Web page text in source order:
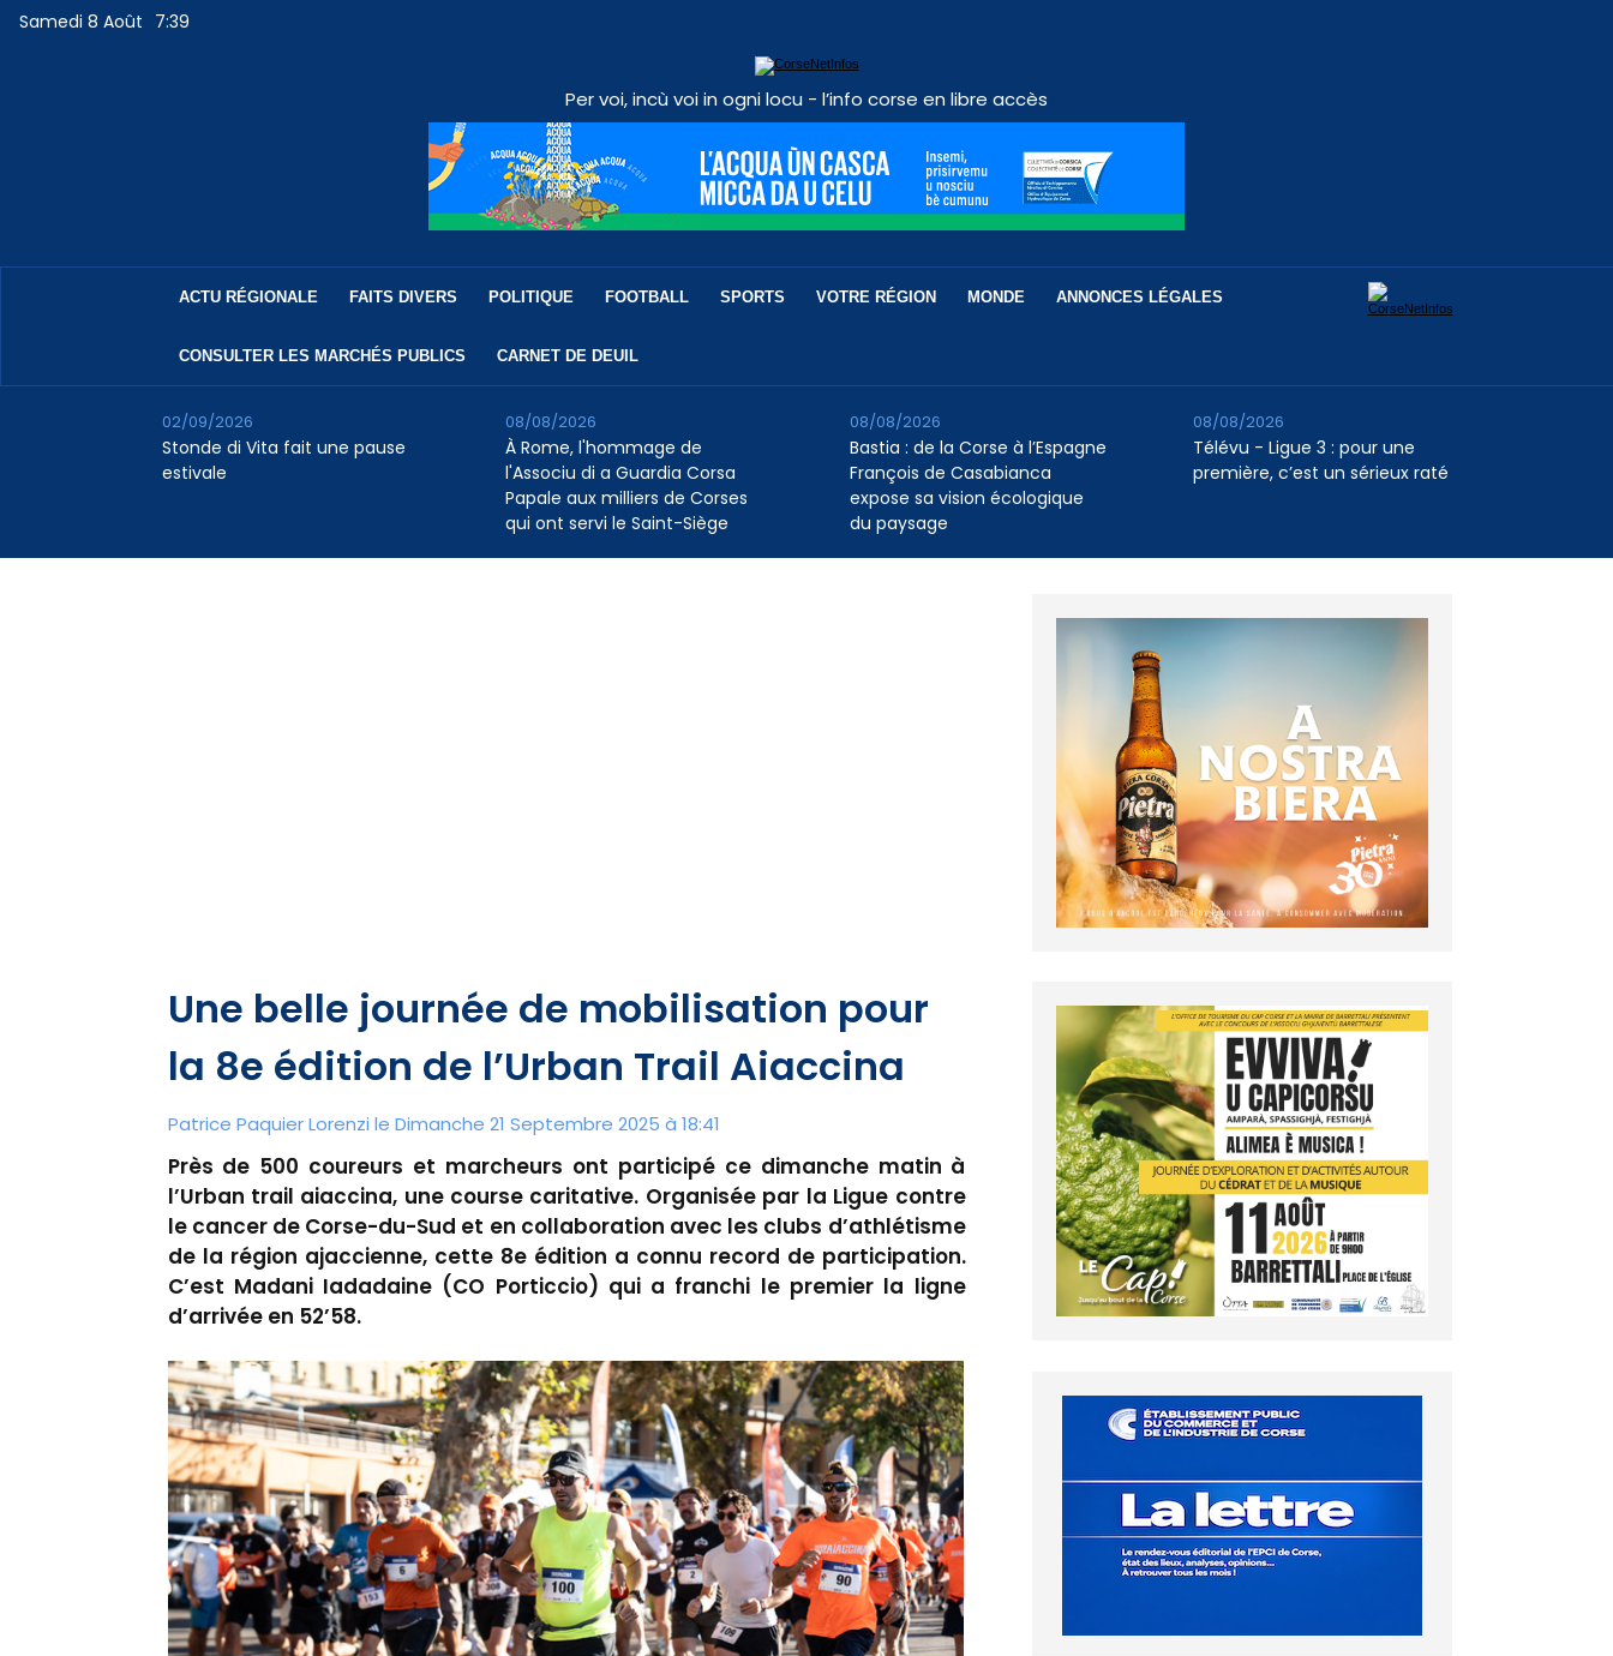
Samedi 8 Août 7:39
Per voi, incù voi in ogni locu - l’info corse en libre accès
ACTU RÉGIONALE FAITS DIVERS POLITIQUE FOOTBALL SPORTS VOTRE RÉGION MONDE ANNONCES LÉGALES
CONSULTER LES MARCHÉS PUBLICS CARNET DE DEUIL
Stonde di Vita fait une pause
estivale
02/09/2026
À Rome, l'hommage de
l'Associu di a Guardia Corsa
Papale aux milliers de Corses
qui ont servi le Saint-Siège
08/08/2026
Bastia : de la Corse à l’Espagne
François de Casabianca
expose sa vision écologique
du paysage
08/08/2026
Télévu - Ligue 3 : pour une
première, c’est un sérieux raté
08/08/2026
​Une belle journée de mobilisation pour
la 8e édition de l’Urban Trail Aiaccina
Patrice Paquier Lorenzi le Dimanche 21 Septembre 2025 à 18:41
Près de 500 coureurs et marcheurs ont participé ce dimanche matin à
l’Urban trail aiaccina, une course caritative. Organisée par la Ligue contre
le cancer de Corse-du-Sud et en collaboration avec les clubs d’athlétisme
de la région ajaccienne, cette 8e édition a connu record de participation.
C’est Madani Iadadaine (CO Porticcio) qui a franchi le premier la ligne
d’arrivée en 52’58.